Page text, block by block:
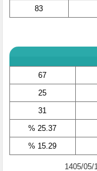
83
67
25
31
25.37 %
15.29 %